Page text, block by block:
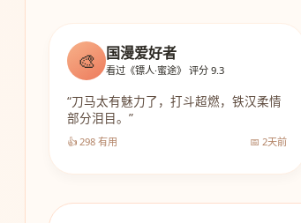
🎨 国漫爱好者
看过《镖人·蜜途》 评分 9.3
“刀马太有魅力了，打斗超燃，铁汉柔情
部分泪目。”
👍 298 有用 📅 2天前